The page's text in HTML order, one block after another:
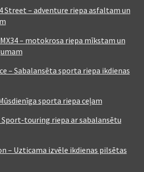
Street – adventure riepa asfaltam un
– motokrosa riepa mīkstam un
– Sabalansēta sporta riepa ikdienas
sporta riepa ceļam
Sport-touring riepa ar sabalansētu
– Uzticama izvēle ikdienas pilsētas